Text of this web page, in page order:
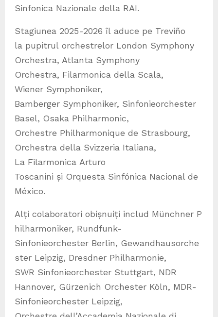
Sinfonica Nazionale della RAI.
Stagiunea 2025-2026 îl aduce pe Treviño
la pupitrul orchestrelor London Symphony
Orchestra, Atlanta Symphony
Orchestra, Filarmonica della Scala,
Wiener Symphoniker,
Bamberger Symphoniker, Sinfonieorchester
Basel, Osaka Philharmonic,
Orchestre Philharmonique de Strasbourg,
Orchestra della Svizzeria Italiana,
La Filarmonica Arturo
Toscanini și Orquesta Sinfónica Nacional de
México.
Alți colaboratori obișnuiți includ Münchner P
hilharmoniker, Rundfunk-
Sinfonieorchester Berlin, Gewandhausorche
ster Leipzig, Dresdner Philharmonie,
SWR Sinfonieorchester Stuttgart, NDR
Hannover, Gürzenich Orchester Köln, MDR-
Sinfonieorchester Leipzig,